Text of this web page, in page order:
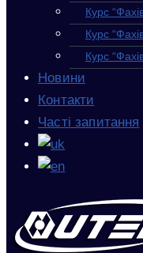
Курс
Курс
Курс
Новини
Контакти
Часті запитання